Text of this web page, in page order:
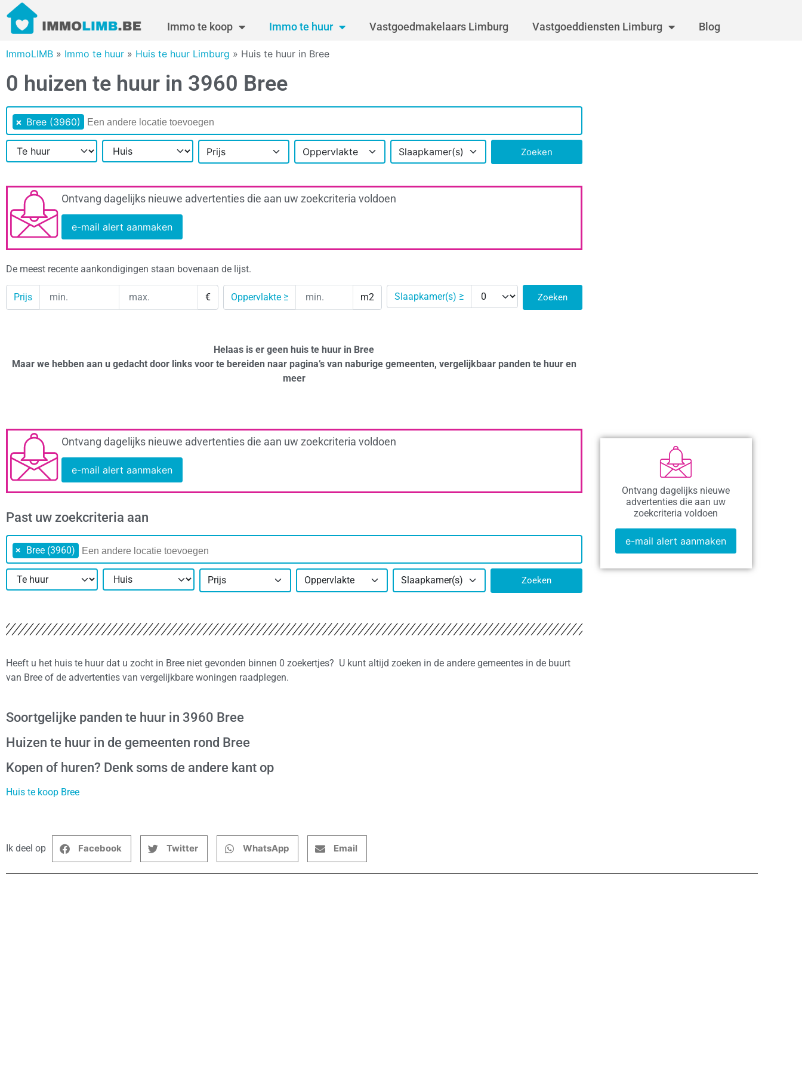
Immo te koop Immo te huur Vastgoedmakelaars Limburg Vastgoeddiensten Limburg Blog
ImmoLIMB » Immo te huur » Huis te huur Limburg » Huis te huur in Bree
0 huizen te huur in 3960 Bree
× Bree (3960)
Prijs Oppervlakte Slaapkamer(s) Zoeken
Ontvang dagelijks nieuwe advertenties die aan uw zoekcriteria voldoen
e-mail alert aanmaken
De meest recente aankondigingen staan bovenaan de lijst.
Prijs € Oppervlakte ≥ m2 Slaapkamer(s) ≥ Zoeken
Helaas is er geen huis te huur in Bree
Maar we hebben aan u gedacht door links voor te bereiden naar pagina’s van naburige gemeenten, vergelijkbaar panden te huur en
meer
Ontvang dagelijks nieuwe advertenties die aan uw zoekcriteria voldoen
e-mail alert aanmaken
Past uw zoekcriteria aan
× Bree (3960)
Prijs Oppervlakte Slaapkamer(s) Zoeken
Heeft u het huis te huur dat u zocht in Bree niet gevonden binnen 0 zoekertjes? U kunt altijd zoeken in de andere gemeentes in de buurt
van Bree of de advertenties van vergelijkbare woningen raadplegen.
Soortgelijke panden te huur in 3960 Bree
Huizen te huur in de gemeenten rond Bree
Kopen of huren? Denk soms de andere kant op
Huis te koop Bree
Ontvang dagelijks nieuwe
advertenties die aan uw
zoekcriteria voldoen
e-mail alert aanmaken
Ik deel op Facebook Twitter WhatsApp Email